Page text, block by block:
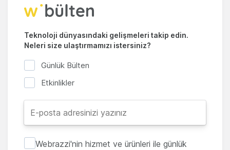
Teknoloji dünyasındaki gelişmeleri takip edin.
Neleri size ulaştırmamızı istersiniz?
Günlük Bülten
Etkinlikler
Webrazzi'nin hizmet ve ürünleri ile günlük